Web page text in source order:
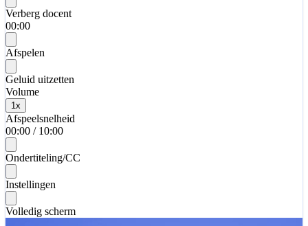
Verberg docent
00:00
Afspelen
Geluid uitzetten
Volume
1 x
Afspeelsnelheid
00:00 / 10:00
Ondertiteling/CC
Instellingen
Volledig scherm